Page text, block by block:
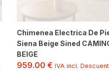
Chimenea Electrica De
Siena Beige Sined
BEIGE
959.00 € IVA incl.